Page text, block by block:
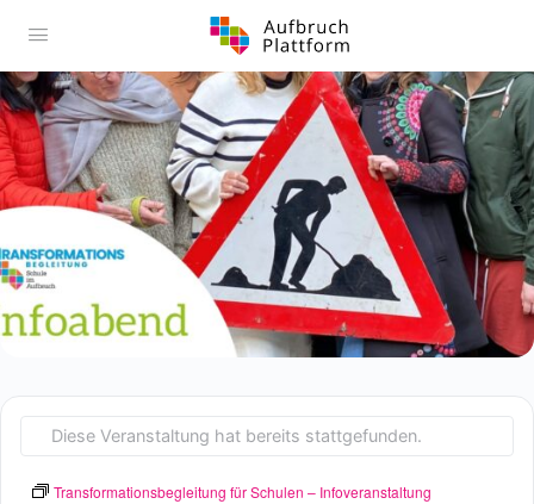
Diese Veranstaltung hat bereits stattgefunden.
Transformationsbegleitung für Schulen – Infoveranstaltung